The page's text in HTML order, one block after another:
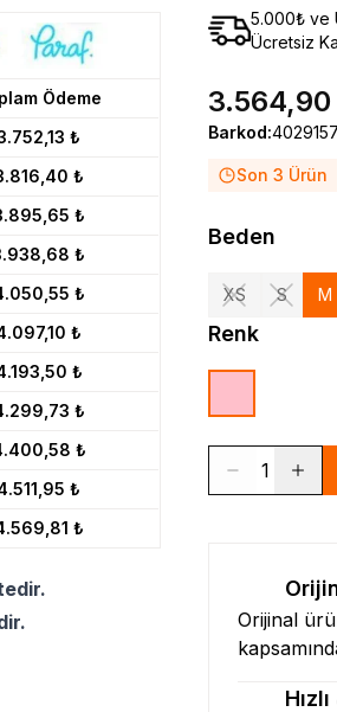
Ödeme
₺
₺
₺
₺
₺
₺
₺
₺
₺
₺
₺
5.000₺ ve
Ücretsiz
3.564,90
Barkod:
Son 3 Ürün
Beden
XS S M
Renk
1
Orijinal